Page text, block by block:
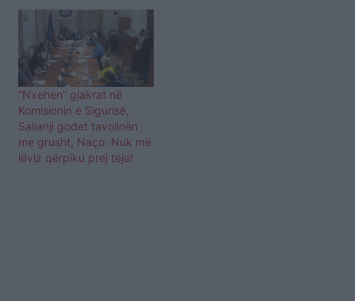
“Nxehen” gjakrat në
Komisionin e Sigurisë,
Salianji godet tavolinën
me grusht, Naço: Nuk më
lëviz qërpiku prej teje!